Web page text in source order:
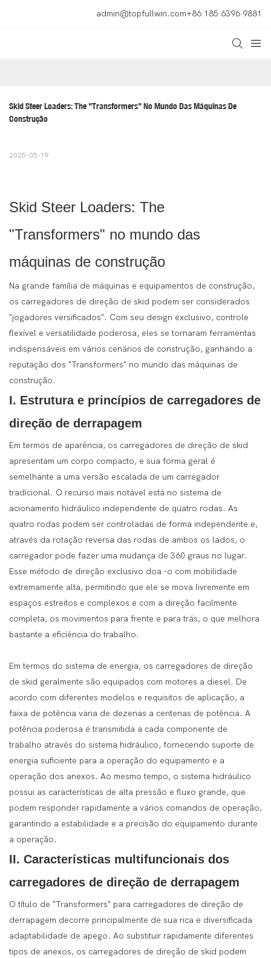
admin@topfullwin.com+86 185 6396 9881
Skid Steer Loaders: The "Transformers" No Mundo Das Máquinas De
Construção
2025-05-19
Skid Steer Loaders: The
"Transformers" no mundo das
máquinas de construção
Na grande família de máquinas e equipamentos de construção,
os carregadores de direção de skid podem ser considerados
"jogadores versificados". Com seu design exclusivo, controle
flexível e versatilidade poderosa, eles se tornaram ferramentas
indispensáveis ​​em vários cenários de construção, ganhando a
reputação dos "Transformers" no mundo das máquinas de
construção.
I. Estrutura e princípios de carregadores de
direção de derrapagem
Em termos de aparência, os carregadores de direção de skid
apresentam um corpo compacto, e sua forma geral é
semelhante a uma versão escalada de um carregador
tradicional. O recurso mais notável está no sistema de
acionamento hidráulico independente de quatro rodas. As
quatro rodas podem ser controladas de forma independente e,
através da rotação reversa das rodas de ambos os lados, o
carregador pode fazer uma mudança de 360 ​​graus no lugar.
Esse método de direção exclusivo doa -o com mobilidade
extremamente alta, permitindo que ele se mova livremente em
espaços estreitos e complexos e com a direção facilmente
completa, os movimentos para frente e para trás, o que melhora
bastante a eficiência do trabalho.
Em termos do sistema de energia, os carregadores de direção
de skid geralmente são equipados com motores a diesel. De
acordo com diferentes modelos e requisitos de aplicação, a
faixa de potência varia de dezenas a centenas de potência. A
potência poderosa é transmitida a cada componente de
trabalho através do sistema hidráulico, fornecendo suporte de
energia suficiente para a operação do equipamento e a
operação dos anexos. Ao mesmo tempo, o sistema hidráulico
possui as características de alta pressão e fluxo grande, que
podem responder rapidamente a vários comandos de operação,
garantindo a estabilidade e a precisão do equipamento durante
a operação.
II. Características multifuncionais dos
carregadores de direção de derrapagem
O título de "Transformers" para carregadores de direção de
derrapagem decorre principalmente de sua rica e diversificada
adaptabilidade de apego. Ao substituir rapidamente diferentes
tipos de anexos, os carregadores de direção de skid podem